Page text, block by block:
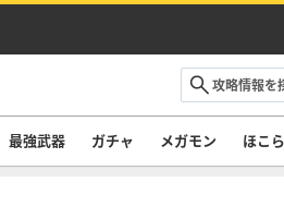
最強武器 ガチャ メガモン ほこら